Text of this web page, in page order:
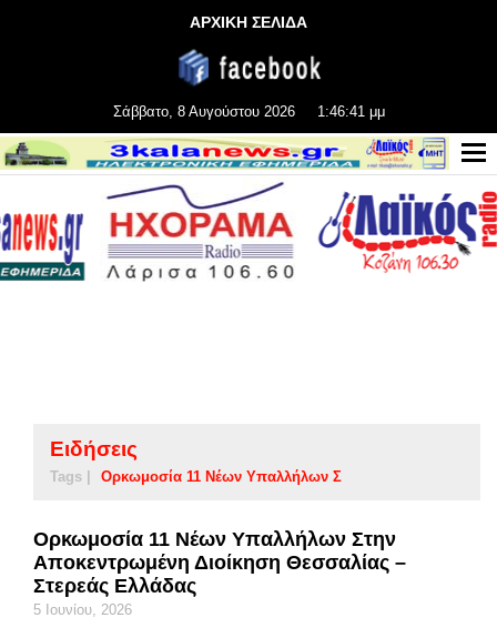
ΑΡΧΙΚΗ ΣΕΛΙΔΑ
Σάββατο, 8 Αυγούστου 2026 1:46:41 μμ
Ειδήσεις
Tags | Ορκωμοσία 11 Νέων Υπαλλήλων Σ
Ορκωμοσία 11 Νέων Υπαλλήλων Στην
Αποκεντρωμένη Διοίκηση Θεσσαλίας –
Στερεάς Ελλάδας
5 Ιουνίου, 2026